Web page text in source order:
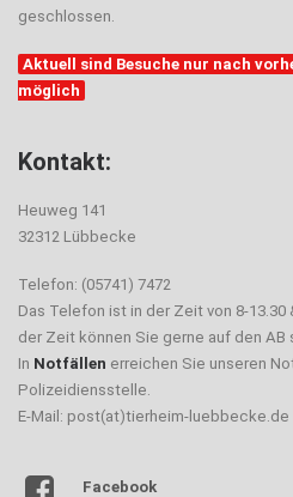
geschlossen.
Aktuell sind Besuche nur nach
möglich
Kontakt:
Heuweg 141
32312 Lübbecke
Telefon: (05741) 7472
Das Telefon ist in der Zeit von 8-
der Zeit können Sie gerne auf den AB
In Notfällen erreichen Sie unseren
Polizeidiensstelle.
E-Mail: post(at)tierheim-luebbecke.de
Facebook